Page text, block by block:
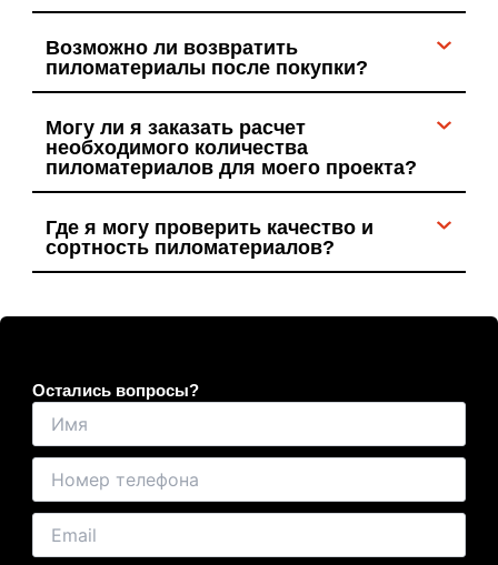
Остались вопросы?
Возможно ли возвратить
пиломатериалы после покупки?
Могу ли я заказать расчет
необходимого количества
пиломатериалов для моего проекта?
Где я могу проверить качество и
сортность пиломатериалов?